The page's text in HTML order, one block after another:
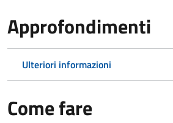
Approfondimenti
Ulteriori informazioni
Come fare